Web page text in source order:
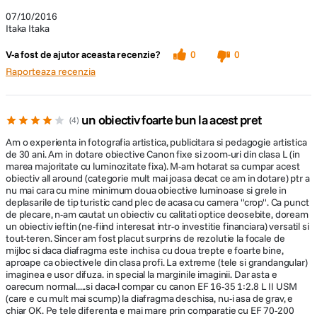
07/10/2016
Itaka Itaka
V-a fost de ajutor aceasta recenzie? 0
0
Raporteaza recenzia
4 un obiectiv foarte bun la acest pret
Am o experienta in fotografia artistica, publicitara si pedagogie artistica
de 30 ani. Am in dotare obiective Canon fixe si zoom-uri din clasa L (in
marea majoritate cu luminozitate fixa). M-am hotarat sa cumpar acest
obiectiv all around (categorie mult mai joasa decat ce am in dotare) ptr a
nu mai cara cu mine minimum doua obiective luminoase si grele in
deplasarile de tip turistic cand plec de acasa cu camera ''crop''. Ca punct
de plecare, n-am cautat un obiectiv cu calitati optice deosebite, doream
un obiectiv ieftin (ne-fiind interesat intr-o investitie financiara) versatil si
tout-teren. Sincer am fost placut surprins de rezolutie la focale de
mijloc si daca diafragma este inchisa cu doua trepte e foarte bine,
aproape ca obiectivele din clasa profi. La extreme (tele si grandangular)
imaginea e usor difuza. in special la marginile imaginii. Dar asta e
oarecum normal.....si daca-l compar cu canon EF 16-35 1:2.8 L II USM
(care e cu mult mai scump) la diafragma deschisa, nu-i asa de grav, e
chiar OK. Pe tele diferenta e mai mare prin comparatie cu EF 70-200